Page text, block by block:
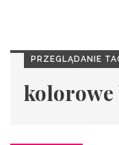
PRZEGLĄDANIE